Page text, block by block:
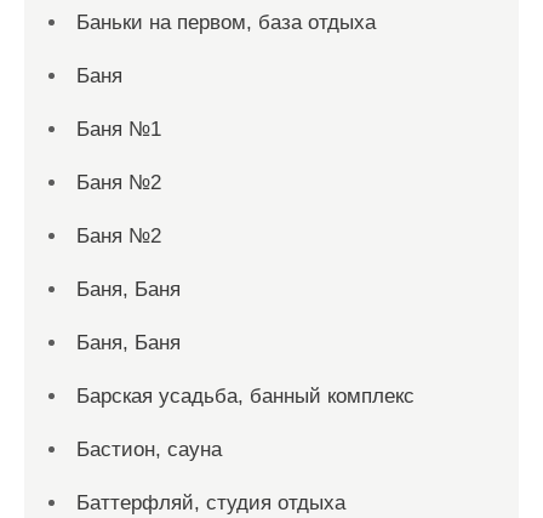
Баньки на первом, база отдыха
Баня
Баня №1
Баня №2
Баня №2
Баня, Баня
Баня, Баня
Барская усадьба, банный комплекс
Бастион, сауна
Баттерфляй, студия отдыха